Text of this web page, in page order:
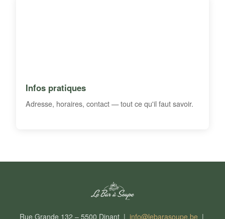
Infos pratiques
Adresse, horaires, contact — tout ce qu'il faut savoir.
Rue Grande 132 – 5500 Dinant | info@lebarasoupe.be|